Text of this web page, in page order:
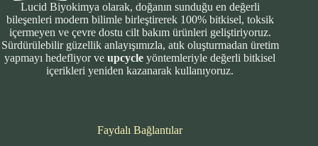
Lucid Biyokimya olarak, doğanın sunduğu en değerli
bileşenleri modern bilimle birleştirerek 100% bitkisel, toksik
içermeyen ve çevre dostu cilt bakım ürünleri geliştiriyoruz.
Sürdürülebilir güzellik anlayışımızla, atık oluşturmadan üretim
yapmayı hedefliyor veupcycle yöntemleriyle değerli bitkisel
içerikleri yeniden kazanarak kullanıyoruz.
Faydalı Bağlantılar